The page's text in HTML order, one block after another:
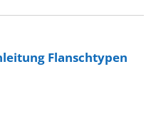
Flanschtypen